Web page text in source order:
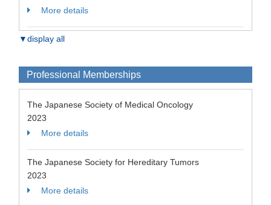
More details
▼display all
Professional Memberships
The Japanese Society of Medical Oncology
2023
More details
The Japanese Society for Hereditary Tumors
2023
More details